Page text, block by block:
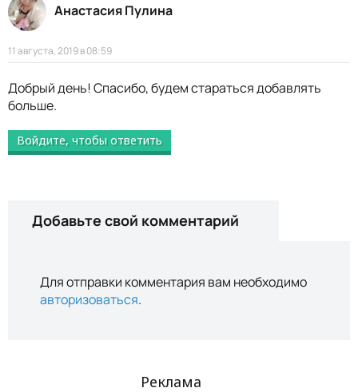
Анастасия Пулина
11 августа, 2019 в 08:59
Добрый день! Спасибо, будем стараться добавлять
больше.
Войдите, чтобы ответить
Добавьте свой комментарий
Для отправки комментария вам необходимо
авторизоваться.
Реклама